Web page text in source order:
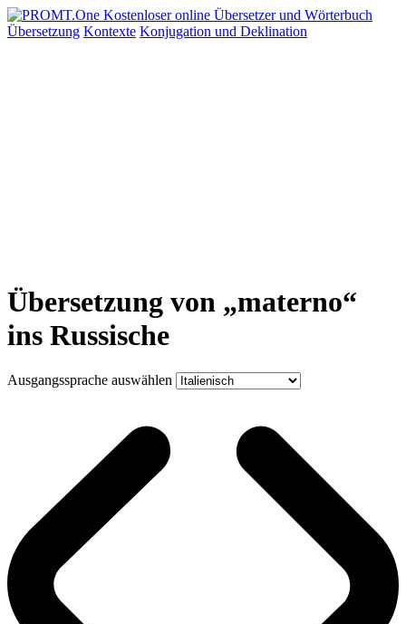
Übersetzung Kontexte Konjugation und Deklination
Übersetzung von „materno“
ins Russische
Ausgangssprache auswählen